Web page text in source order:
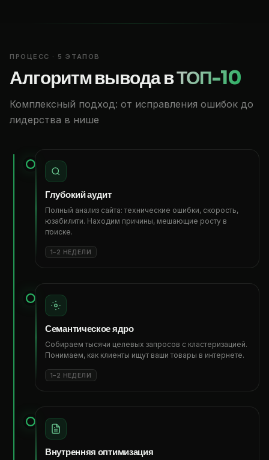
ПРОЦЕСС · 5 ЭТАПОВ
Алгоритм вывода вТОП-10
Комплексный подход: от исправления ошибок до
лидерства в нише
Глубокий аудит
Полный анализ сайта: технические ошибки, скорость,
юзабилити. Находим причины, мешающие росту в
поиске.
1–2 НЕДЕЛИ
Семантическое ядро
Собираем тысячи целевых запросов с кластеризацией.
Понимаем, как клиенты ищут ваши товары в интернете.
1–2 НЕДЕЛИ
Внутренняя оптимизация